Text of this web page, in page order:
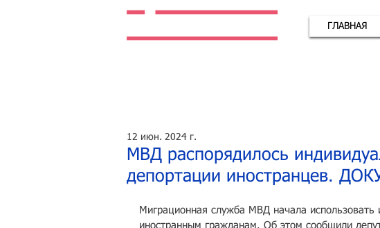
ГЛАВНАЯ
МВД распорядилось
депортации иностранцев.
12 июн. 2024 г.
Миграционная служба МВД начала использовать
иностранным гражданам. Об этом сообщили